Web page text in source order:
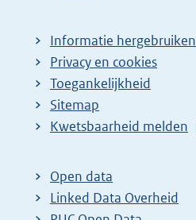
Informatie hergebruiken
Privacy en cookies
Toegankelijkheid
Sitemap
E
t
e
r
Kwetsbaarheid melden
Open data
Linked Data Overheid